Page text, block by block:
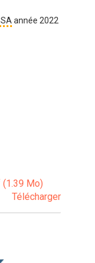
année 2022
Mo)
Télécharger